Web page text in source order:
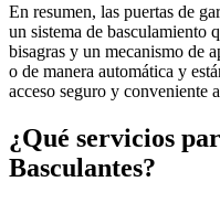
En resumen, las puertas de
un sistema de basculamiento
bisagras y un mecanismo de
o de manera automática y
acceso seguro y conveniente
¿Qué servicios
Basculantes?